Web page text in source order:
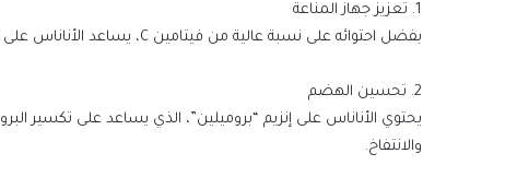
1. تعزيز جهاز المناعة
بفضل احتوائه على نسبة عالية من فيتامين C، يساعد الأناناس على تقوية جهاز المناعة والوقاية من نزلات البرد والالتهابات.
2. تحسين الهضم
يحتوي الأناناس على إنزيم “بروميلين”، الذي يساعد على
والانتفاخ.